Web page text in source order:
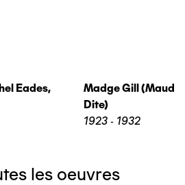
Eades,
Madge Gill (maude
Dite)
1923 - 1932
les oeuvres